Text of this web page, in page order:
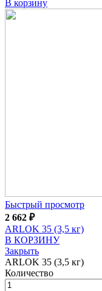
В корзину
Быстрый просмотр
2 662 ₽
ARLOK 35 (3,5 кг)
В КОРЗИНУ
Закрыть
ARLOK 35 (3,5 кг)
Количество